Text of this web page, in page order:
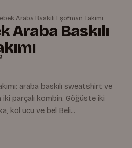
Araba Baskılı Eşofman Takımı
Araba Baskılı
araba baskılı sweatshirt ve
parçalı kombin. Göğüste iki
kol ucu ve bel Beli...